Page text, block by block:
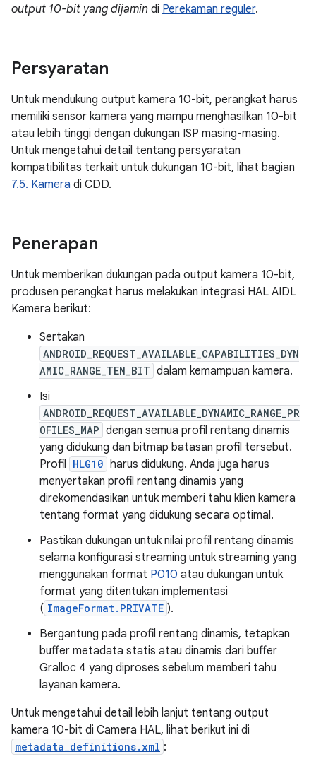
output 10-bit yang dijamin di Perekaman reguler.
Persyaratan
Untuk mendukung output kamera 10-bit, perangkat harus
memiliki sensor kamera yang mampu menghasilkan 10-bit
atau lebih tinggi dengan dukungan ISP masing-masing.
Untuk mengetahui detail tentang persyaratan
kompatibilitas terkait untuk dukungan 10-bit, lihat bagian
7.5. Kamera di CDD.
Penerapan
Untuk memberikan dukungan pada output kamera 10-bit,
produsen perangkat harus melakukan integrasi HAL AIDL
Kamera berikut:
Sertakan
ANDROID_REQUEST_AVAILABLE_CAPABILITIES_DYN
AMIC_RANGE_TEN_BIT dalam kemampuan kamera.
Isi
ANDROID_REQUEST_AVAILABLE_DYNAMIC_RANGE_PR
OFILES_MAP dengan semua profil rentang dinamis
yang didukung dan bitmap batasan profil tersebut.
Profil HLG10 harus didukung. Anda juga harus
menyertakan profil rentang dinamis yang
direkomendasikan untuk memberi tahu klien kamera
tentang format yang didukung secara optimal.
Pastikan dukungan untuk nilai profil rentang dinamis
selama konfigurasi streaming untuk streaming yang
menggunakan format P010 atau dukungan untuk
format yang ditentukan implementasi
( ImageFormat.PRIVATE ).
Bergantung pada profil rentang dinamis, tetapkan
buffer metadata statis atau dinamis dari buffer
Gralloc 4 yang diproses sebelum memberi tahu
layanan kamera.
Untuk mengetahui detail lebih lanjut tentang output
kamera 10-bit di Camera HAL, lihat berikut ini di
metadata_definitions.xml :